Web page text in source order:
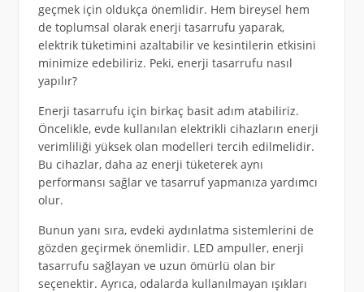
geçmek için oldukça önemlidir. Hem bireysel hem
de toplumsal olarak enerji tasarrufu yaparak,
elektrik tüketimini azaltabilir ve kesintilerin etkisini
minimize edebiliriz. Peki, enerji tasarrufu nasıl
yapılır?
Enerji tasarrufu için birkaç basit adım atabiliriz.
Öncelikle, evde kullanılan elektrikli cihazların enerji
verimliliği yüksek olan modelleri tercih edilmelidir.
Bu cihazlar, daha az enerji tüketerek aynı
performansı sağlar ve tasarruf yapmanıza yardımcı
olur.
Bunun yanı sıra, evdeki aydınlatma sistemlerini de
gözden geçirmek önemlidir. LED ampuller, enerji
tasarrufu sağlayan ve uzun ömürlü olan bir
seçenektir. Ayrıca, odalarda kullanılmayan ışıkları